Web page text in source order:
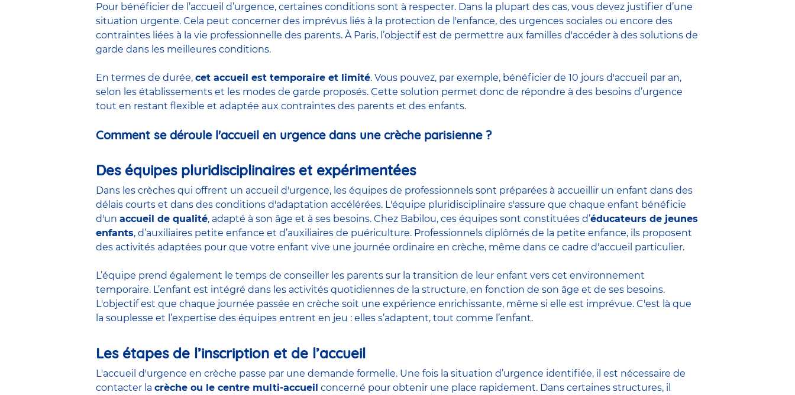
Pour bénéficier de l’accueil d’urgence, certaines conditions sont à respecter. Dans la plupart des cas, vous devez justifier d’une
situation urgente. Cela peut concerner des imprévus liés à la protection de l'enfance, des urgences sociales ou encore des
contraintes liées à la vie professionnelle des parents. À Paris, l’objectif est de permettre aux familles d'accéder à des solutions de
garde dans les meilleures conditions.
En termes de durée, cet accueil est temporaire et limité. Vous pouvez, par exemple, bénéficier de 10 jours d'accueil par an,
selon les établissements et les modes de garde proposés. Cette solution permet donc de répondre à des besoins d’urgence
tout en restant flexible et adaptée aux contraintes des parents et des enfants.
Comment se déroule l'accueil en urgence dans une crèche parisienne ?
Des équipes pluridisciplinaires et expérimentées
Dans les crèches qui offrent un accueil d'urgence, les équipes de professionnels sont préparées à accueillir un enfant dans des
délais courts et dans des conditions d'adaptation accélérées. L'équipe pluridisciplinaire s'assure que chaque enfant bénéficie
d'un accueil de qualité, adapté à son âge et à ses besoins. Chez Babilou, ces équipes sont constituées d’éducateurs de jeunes
enfants, d’auxiliaires petite enfance et d’auxiliaires de puériculture. Professionnels diplômés de la petite enfance, ils proposent
des activités adaptées pour que votre enfant vive une journée ordinaire en crèche, même dans ce cadre d'accueil particulier.
L’équipe prend également le temps de conseiller les parents sur la transition de leur enfant vers cet environnement
temporaire. L’enfant est intégré dans les activités quotidiennes de la structure, en fonction de son âge et de ses besoins.
L'objectif est que chaque journée passée en crèche soit une expérience enrichissante, même si elle est imprévue. C'est là que
la souplesse et l’expertise des équipes entrent en jeu : elles s’adaptent, tout comme l’enfant.
Les étapes de l’inscription et de l’accueil
L'accueil d'urgence en crèche passe par une demande formelle. Une fois la situation d’urgence identifiée, il est nécessaire de
contacter la crèche ou le centre multi-accueil concerné pour obtenir une place rapidement. Dans certaines structures, il